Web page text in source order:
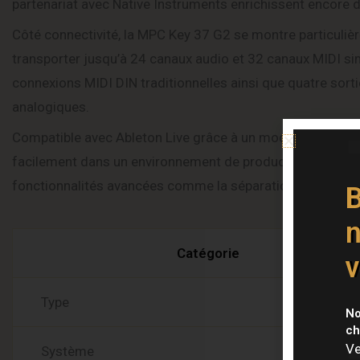
Compatible avec Ableton Live grâce à un mode Ableton
facilement dans un environnement de production
fonctionnalités avancées comme la séparation des
Catégorie
Type
Système